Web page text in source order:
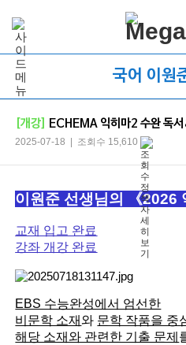
국어 이원
[개강] ECHEMA 익히마2 수완 독
2025-07-18 | 조회수 15,610
이원준 선생님의 《2026
교재 입고 완료
강좌 개강 완료
EBS 수능완성에서 엄선한
비문학 소재와 문학 작품을 중
해당 소재와 관련한 기출 문제